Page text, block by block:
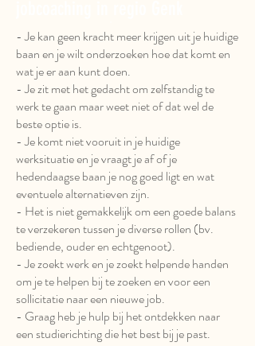
- Je kan geen kracht meer krijgen uit je huidige
baan en je wilt onderzoeken hoe dat komt en
wat je er aan kunt doen.
- Je zit met het gedacht om zelfstandig te
werk te gaan maar weet niet of dat wel de
beste optie is.
- Je komt niet vooruit in je huidige
werksituatie en je vraagt je af of je
hedendaagse baan je nog goed ligt en wat
eventuele alternatieven zijn.
- Het is niet gemakkelijk om een goede balans
te verzekeren tussen je diverse rollen (bv.
bediende, ouder en echtgenoot).
- Je zoekt werk en je zoekt helpende handen
om je te helpen bij te zoeken en voor een
sollicitatie naar een nieuwe job.
- Graag heb je hulp bij het ontdekken naar
een studierichting die het best bij je past.